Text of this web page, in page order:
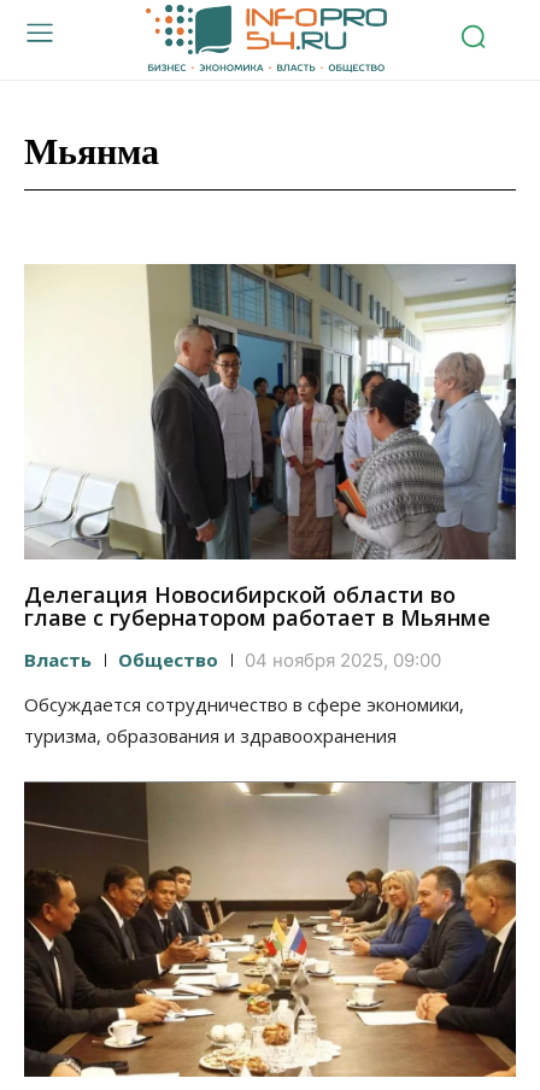
Мьянма
Делегация Новосибирской области во
главе с губернатором работает в Мьянме
Власть Общество 04 ноября 2025, 09:00
Обсуждается сотрудничество в сфере экономики,
туризма, образования и здравоохранения